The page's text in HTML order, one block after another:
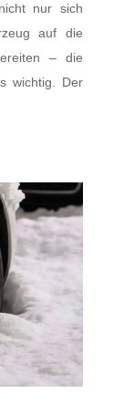
nur sich
auf die
– die
wichtig. Der